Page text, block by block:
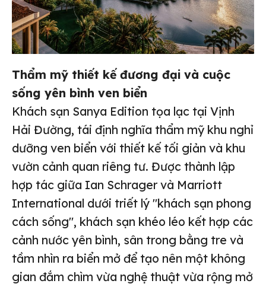
Thẩm mỹ thiết kế đương đại và cuộc
sống yên bình ven biển
Khách sạn Sanya Edition tọa lạc tại Vịnh
Hải Đường, tái định nghĩa thẩm mỹ khu nghỉ
dưỡng ven biển với thiết kế tối giản và khu
vườn cảnh quan riêng tư. Được thành lập
hợp tác giữa Ian Schrager và Marriott
International dưới triết lý "khách sạn phong
cách sống", khách sạn khéo léo kết hợp các
cảnh nước yên bình, sân trong bằng tre và
tầm nhìn ra biển mở để tạo nên một không
gian đắm chìm vừa nghệ thuật vừa rộng mở